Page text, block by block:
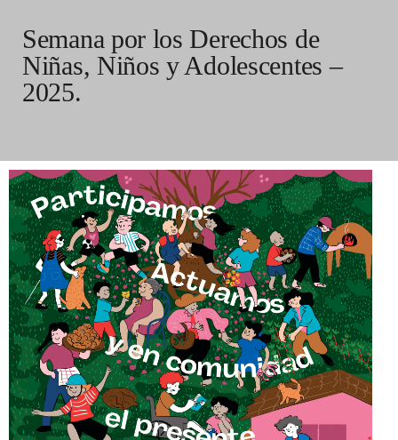
Semana por los Derechos de
Niñas, Niños y Adolescentes –
2025.